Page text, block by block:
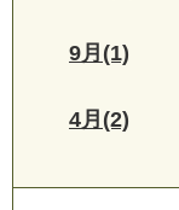
9月(1)
4月(2)